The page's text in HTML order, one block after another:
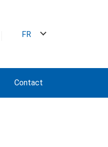
FR
Contact